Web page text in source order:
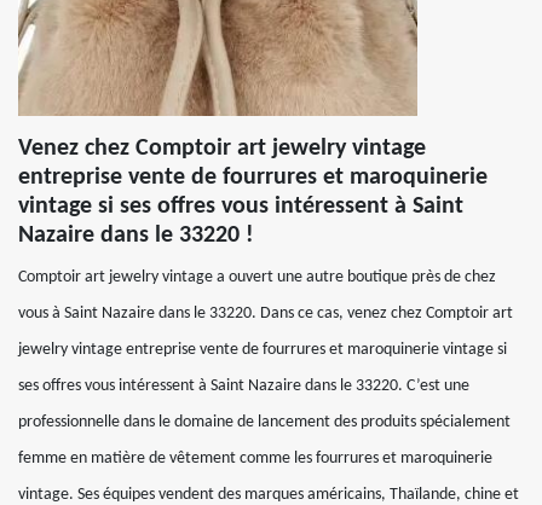
Venez chez Comptoir art jewelry vintage
entreprise vente de fourrures et maroquinerie
vintage si ses offres vous intéressent à Saint
Nazaire dans le 33220 !
Comptoir art jewelry vintage a ouvert une autre boutique près de chez
vous à Saint Nazaire dans le 33220. Dans ce cas, venez chez Comptoir art
jewelry vintage entreprise vente de fourrures et maroquinerie vintage si
ses offres vous intéressent à Saint Nazaire dans le 33220. C’est une
professionnelle dans le domaine de lancement des produits spécialement
femme en matière de vêtement comme les fourrures et maroquinerie
vintage. Ses équipes vendent des marques américains, Thaïlande, chine et